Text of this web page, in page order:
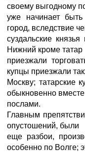
своему выгодному
уже начинает быть
город, вследствие
суздальские
Нижний кроме татар
приезжали
купцы приезжали
Москву; татарские
обыкновенно
послами.
Главным
опустошений, были
еще разбои,
особенно по Волге;